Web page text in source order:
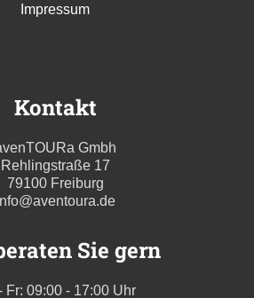
Impressum
Kontakt
Gmbh
Rehlingstraße 17
79100 Freiburg
Sie gern
Fr: 09:00 - 17:00 Uhr